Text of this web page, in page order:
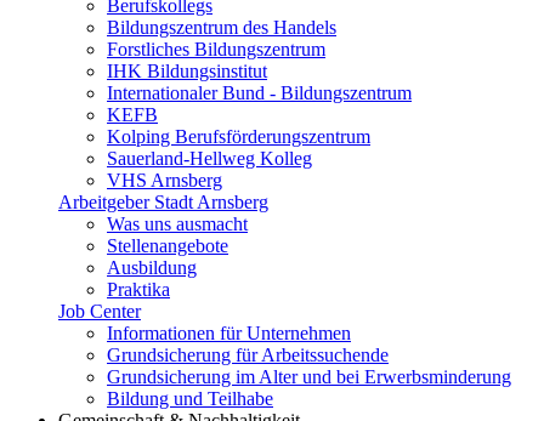
Berufskollegs
Bildungszentrum des Handels
Forstliches Bildungszentrum
IHK Bildungsinstitut
Internationaler Bund - Bildungszentrum
KEFB
Kolping Berufsförderungszentrum
Sauerland-Hellweg Kolleg
VHS Arnsberg
Arbeitgeber Stadt Arnsberg
Was uns ausmacht
Stellenangebote
Ausbildung
Praktika
Job Center
Informationen für Unternehmen
Grundsicherung für Arbeitssuchende
Grundsicherung im Alter und bei Erwerbsminderung
Bildung und Teilhabe